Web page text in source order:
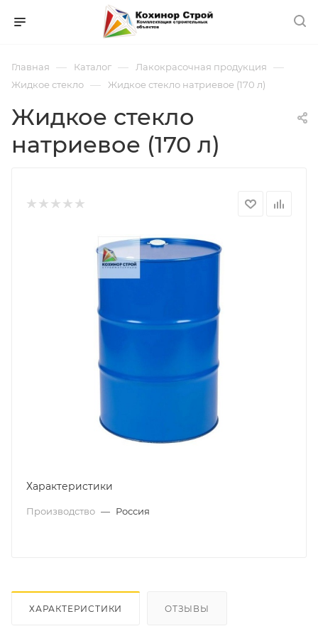
Главная — Каталог — Лакокрасочная продукция —
Жидкое стекло — Жидкое стекло натриевое (170 л)
Жидкое стекло
натриевое (170 л)
Характеристики
Производство — Россия
ХАРАКТЕРИСТИКИ ОТЗЫВЫ